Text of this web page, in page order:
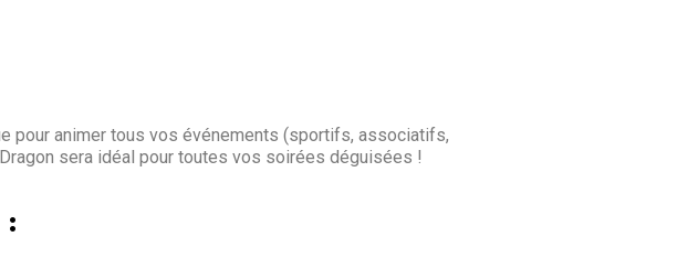
pour animer tous vos événements (sportifs, associatifs,
sera idéal pour toutes vos soirées déguisées !
: